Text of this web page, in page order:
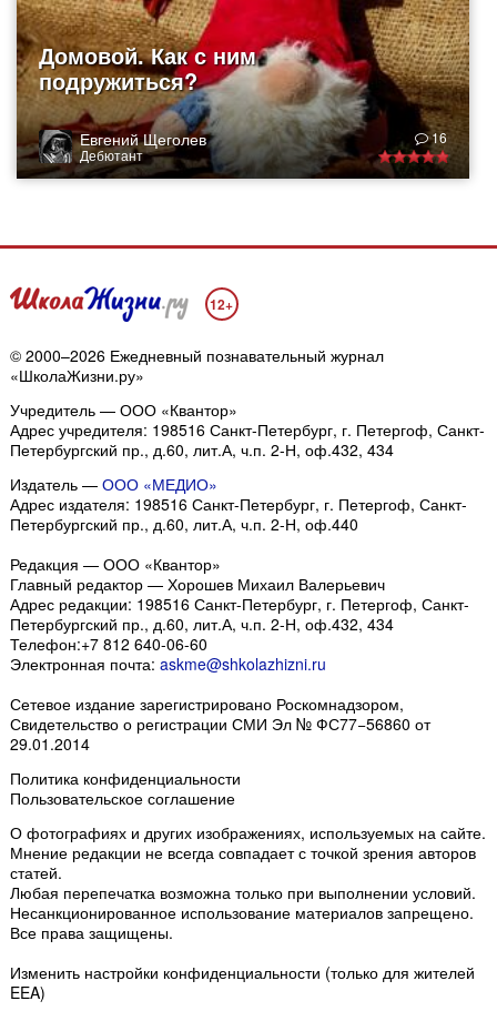
Домовой. Как с ним
подружиться?
Евгений Щеголев
Дебютант
16
12+
© 2000–2026 Ежедневный познавательный журнал
«ШколаЖизни.ру»
Учредитель — ООО «Квантор»
Адрес учредителя: 198516 Санкт-Петербург, г. Петергоф, Санкт-
Петербургский пр., д.60, лит.А, ч.п. 2-Н, оф.432, 434
Издатель — ООО «МЕДИО»
Адрес издателя: 198516 Санкт-Петербург, г. Петергоф, Санкт-
Петербургский пр., д.60, лит.А, ч.п. 2-Н, оф.440
Редакция — ООО «Квантор»
Главный редактор — Хорошев Михаил Валерьевич
Адрес редакции: 198516 Санкт-Петербург, г. Петергоф, Санкт-
Петербургский пр., д.60, лит.А, ч.п. 2-Н, оф.432, 434
Телефон:+7 812 640-06-60
Электронная почта: askme@shkolazhizni.ru
Сетевое издание зарегистрировано Роскомнадзором,
Свидетельство о регистрации СМИ Эл № ФС77−56860 от
29.01.2014
Политика конфиденциальности
Пользовательское соглашение
О фотографиях и других изображениях, используемых на сайте.
Мнение редакции не всегда совпадает с точкой зрения авторов
статей.
Любая перепечатка возможна только при выполнении условий.
Несанкционированное использование материалов запрещено.
Все права защищены.
Изменить настройки конфиденциальности (только для жителей
EEA)